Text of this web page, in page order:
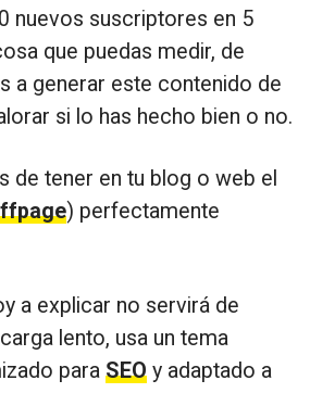
nuevos suscriptores en 5
que puedas medir, de
a generar este contenido de
si lo has hecho bien o no.
de tener en tu blog o web el
) perfectamente
a explicar no servirá de
lento, usa un tema
para SEO y adaptado a